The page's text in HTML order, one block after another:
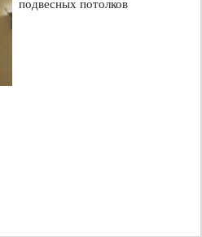
подвесных потолков